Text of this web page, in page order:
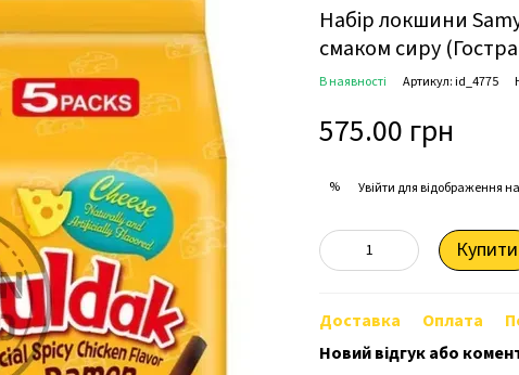
Набір локшини
смаком сиру
В наявності Артикул: id_4775
575.00 грн
% Увійтидля відображення
Купити
Доставка Оплата
Новий відгук або